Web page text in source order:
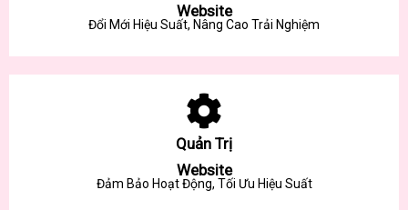
Website
Đổi Mới Hiệu Suất, Nâng Cao Trải Nghiệm
Quản Trị
Website
Đảm Bảo Hoạt Động, Tối Ưu Hiệu Suất